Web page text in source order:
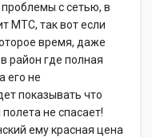
с сетью, в
МТС, так вот если
время, даже
район где полная
его не
показывать что
не спасает!
ему красная цена